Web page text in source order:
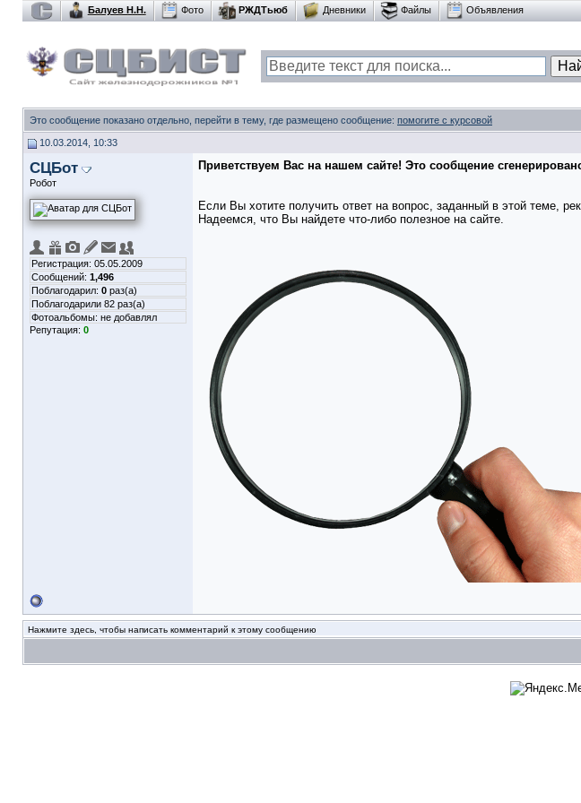
Балуев Н.Н. Фото РЖДТьюб Дневники Файлы Объявления
Это сообщение показано отдельно, перейти в тему, где размещено сообщение: помогите с курсовой
10.03.2014, 10:33
СЦБот
Робот
Регистрация: 05.05.2009
Сообщений: 1,496
Поблагодарил: 0 раз(а)
Поблагодарили 82 раз(а)
Фотоальбомы: не добавлял
Репутация: 0
Приветствуем Вас на нашем сайте! Это сообщение
Если Вы хотите получить ответ на вопрос, заданный в этой теме,
Надеемся, что Вы найдете что-либо полезное на сайте.
Нажмите здесь, чтобы написать комментарий к этому сообщению